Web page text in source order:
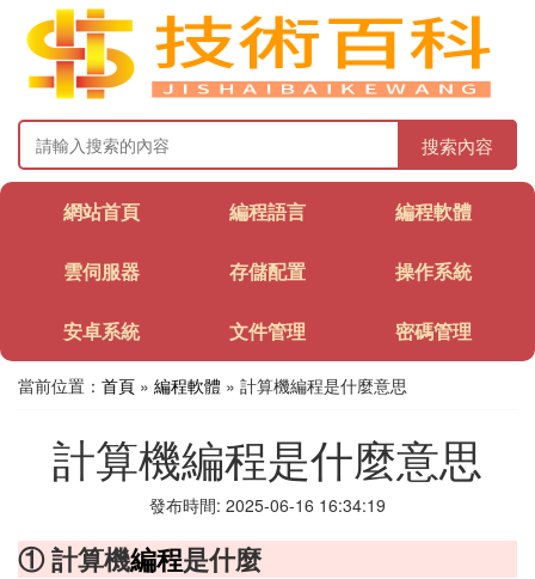
搜索內容
網站首頁 編程語言 編程軟體
雲伺服器 存儲配置 操作系統
安卓系統 文件管理 密碼管理
當前位置： 首頁 » 編程軟體 » 計算機編程是什麼意思
計算機編程是什麼意思
發布時間: 2025-06-16 16:34:19
① 計算機編程是什麼